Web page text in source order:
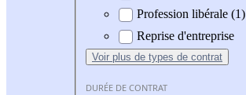
Profession libérale (1)
Reprise d'entreprise
Voir plus de types de contrat
DURÉE DE CONTRAT